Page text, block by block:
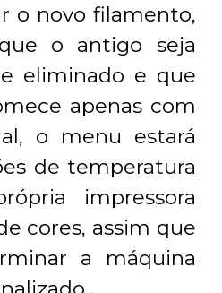
o novo filamento,
o antigo seja
eliminado e que
apenas com
o menu estará
de temperatura
impressora
cores, assim que
a máquina